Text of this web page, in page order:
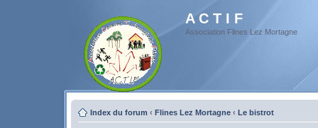
A C T I F
Association Flines Lez Mortagne
Index du forum ‹ Flines Lez Mortagne ‹ Le bistrot